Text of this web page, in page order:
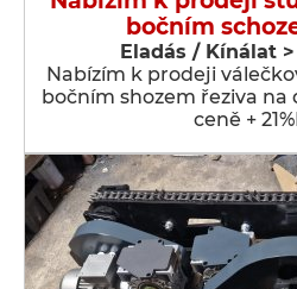
bočním
Eladás / Kínálat
Nabízím k prodeji
bočním shozem řeziva na
ceně +